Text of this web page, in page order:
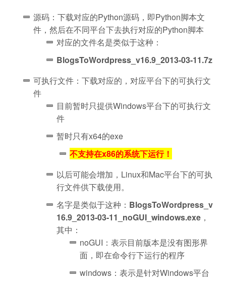
源码：下载对应的Python源码，即Python脚本文
件，然后在不同平台下去执行对应的Python脚本
对应的文件名是类似于这种：
BlogsToWordpress_v16.9_2013-03-11.7z
可执行文件：下载对应的，对应平台下的可执行文
件
目前暂时只提供Windows平台下的可执行文
件
暂时只有x64的exe
不支持在x86的系统下运行！
以后可能会增加，Linux和Mac平台下的可执
行文件供下载使用。
名字是类似于这种： BlogsToWordpress_v
16.9_2013-03-11_noGUI_windows.exe ，
其中：
noGUI：表示目前版本是没有图形界
面，即在命令行下运行的程序
windows：表示是针对Windows平台